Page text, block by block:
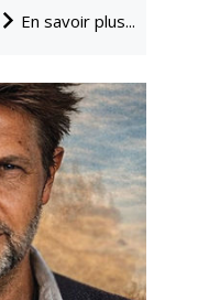
En savoir plus...